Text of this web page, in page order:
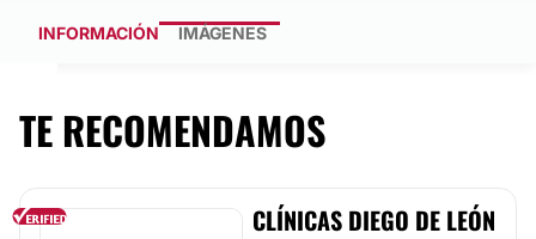
INFORMACIÓN IMÁGENES
TE RECOMENDAMOS
CLÍNICAS DIEGO DE LEÓN